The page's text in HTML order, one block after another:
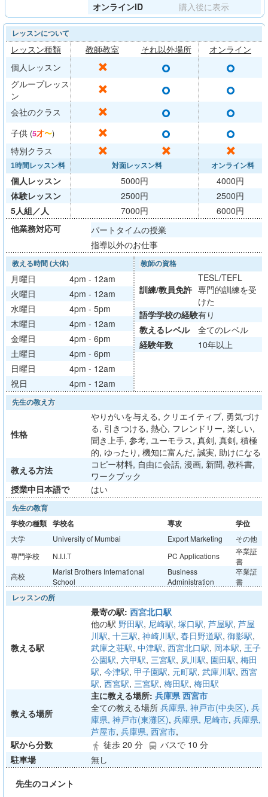
オンラインID
購入後に表示
レッスンについて
レッスン種類 教師教室 それ以外場所
オンライン
個人レッスン
✕ ○ ○
グループレッス
ン
✕ ○ ○
会社のクラス ✕ ○ ○
子供 (5才〜) ✕ ○ ○
特別クラス ✕ ✕ ✕
1時間レッスン料 対面レッスン料 オンライン料
個人レッスン 5000円
4000円
体験レッスン
2500円
2500円
5人組／人
7000円
6000円
他業務対応可
パートタイムの授業
指導以外のお仕事
教える時間 (大体)
月曜日
4pm - 12am
火曜日
4pm - 12am
水曜日
4pm - 5pm
木曜日
4pm - 12am
金曜日
4pm - 6pm
土曜日
4pm - 6pm
日曜日
4pm - 12am
祝日
4pm - 12am
教師の資格
訓練/教員免許
TESL/TEFL
専門的訓練を受
けた
語学学校の経験有り
教えるレベル
全てのレベル
経験年数
10年以上
先生の教え方
性格
やりがいを与える, クリエイティブ, 勇気づけ
る, 引きつける, 熱心, フレンドリー, 楽しい,
聞き上手, 参考, ユーモラス, 真剣, 真剣, 積極
的, ゆったり, 機知に富んだ, 誠実, 助けになる
教える方法
コピー材料, 自由に会話, 漫画, 新聞, 教科書,
ワークブック
授業中日本語で
はい
先生の教育
学校の種類 学校名 専攻 学位
大学 University of Mumbai Export Marketing
その他
専門学校
N.I.I.T PC Applications
卒業証
書
高校
Marist Brothers International
School
Business
Administration
卒業証
書
レッスンの所
教える駅
最寄の駅: 西宮北口駅
他の駅 野田駅, 尼崎駅, 塚口駅, 芦屋駅, 芦屋
川駅, 十三駅, 神崎川駅, 春日野道駅, 御影駅,
武庫之荘駅, 中津駅, 西宮北口駅, 岡本駅, 王子
公園駅, 六甲駅, 三宮駅, 夙川駅, 園田駅, 梅田
駅, 今津駅, 甲子園駅, 元町駅, 武庫川駅, 西宮
駅, 西宮駅, 三宮駅, 梅田駅, 梅田駅
教える場所
主に教える場所: 兵庫県 西宮市
全ての教える場所 兵庫県, 神戸市(中央区), 兵
庫県, 神戸市(東灘区), 兵庫県, 尼崎市, 兵庫県,
芦屋市, 兵庫県, 西宮市,
駅から分数
directions_walk 徒歩 20 分 directions_bus バスで 10 分
駐車場
無し
先生のコメント